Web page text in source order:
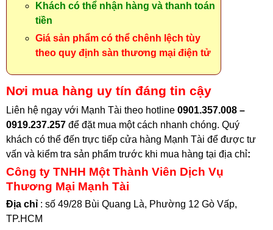
Khách có thể nhận hàng và thanh toán
tiền
Giá sản phẩm có thể chênh lệch tùy
theo quy định sàn thương mại điện tử
Nơi mua hàng uy tín đáng tin cậy
Liên hệ ngay với Mạnh Tài theo hotline 0901.357.008 –
0919.237.257 để đặt mua một cách nhanh chóng. Quý
khách có thể đến trực tiếp cửa hàng Mạnh Tài để được tư
vấn và kiểm tra sản phẩm trước khi mua hàng tại địa chỉ:
Công ty TNHH Một Thành Viên Dịch Vụ
Thương Mại Mạnh Tài
Địa chỉ : số 49/28 Bùi Quang Là, Phường 12 Gò Vấp,
TP.HCM